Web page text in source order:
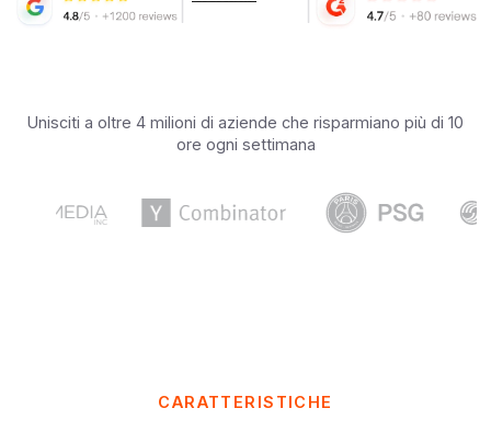
Unisciti a oltre 4 milioni di aziende che risparmiano più di 10
ore ogni settimana
CARATTERISTICHE